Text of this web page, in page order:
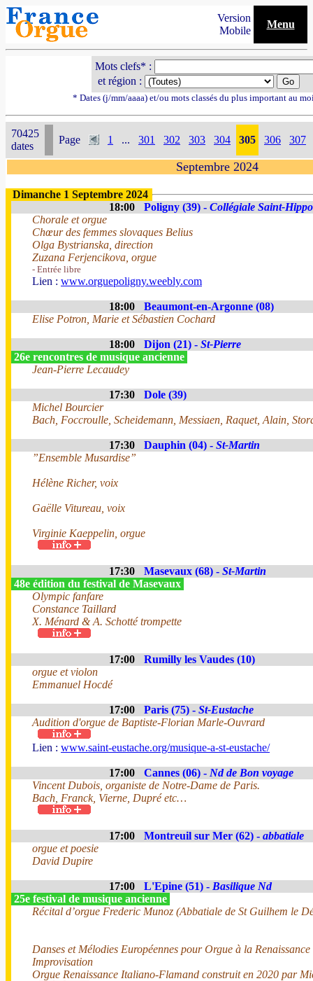
Version
Mobile
Menu
Mots clefs* :
et région :
* Dates (j/mm/aaaa) et/ou mots classés du plus important au
70425
dates
Page 1 ... 301 302 303 304 305 306 307
Septembre 2024
Dimanche 1 Septembre 2024
18:00
Poligny (39) - Collégiale Saint-
Chorale et orgue
Chœur des femmes slovaques Belius
Olga Bystrianska, direction
Zuzana Ferjencikova, orgue
- Entrée libre
Lien : www.orguepoligny.weebly.com
18:00
Beaumont-en-Argonne (08)
Elise Potron, Marie et Sébastien Cochard
18:00 Dijon (21) - St-Pierre
26e rencontres de musique ancienne
Jean-Pierre Lecaudey
17:30
Dole (39)
Michel Bourcier
Bach, Foccroulle, Scheidemann, Messiaen, Raquet, Alain,
17:30 Dauphin (04) - St-Martin
”Ensemble Musardise”
Hélène Richer, voix
Gaëlle Vitureau, voix
Virginie Kaeppelin, orgue
17:30 Masevaux (68) - St-Martin
48e édition du festival de Masevaux
Olympic fanfare
Constance Taillard
X. Ménard & A. Schotté trompette
17:00
Rumilly les Vaudes (10)
orgue et violon
Emmanuel Hocdé
17:00 Paris (75) - St-Eustache
Audition d'orgue de Baptiste-Florian Marle-Ouvrard
Lien : www.saint-eustache.org/musique-a-st-eustache/
17:00 Cannes (06) - Nd de Bon voyage
Vincent Dubois, organiste de Notre-Dame de Paris.
Bach, Franck, Vierne, Dupré etc…
17:00 Montreuil sur Mer (62) - abbatiale
orgue et poesie
David Dupire
17:00 L'Epine (51) - Basilique Nd
25e festival de musique ancienne
Récital d’orgue Frederic Munoz (Abbatiale de St Guilhem le
Danses et Mélodies Européennes pour Orgue à la Renaissance
Improvisation
Orgue Renaissance Italiano-Flamand construit en 2020 par